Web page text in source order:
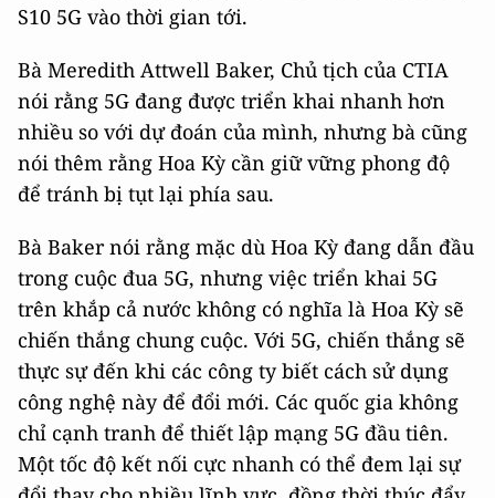
S10 5G vào thời gian tới.
Bà Meredith Attwell Baker, Chủ tịch của CTIA
nói rằng 5G đang được triển khai nhanh hơn
nhiều so với dự đoán của mình, nhưng bà cũng
nói thêm rằng Hoa Kỳ cần giữ vững phong độ
để tránh bị tụt lại phía sau.
Bà Baker nói rằng mặc dù Hoa Kỳ đang dẫn đầu
trong cuộc đua 5G, nhưng việc triển khai 5G
trên khắp cả nước không có nghĩa là Hoa Kỳ sẽ
chiến thắng chung cuộc. Với 5G, chiến thắng sẽ
thực sự đến khi các công ty biết cách sử dụng
công nghệ này để đổi mới. Các quốc gia không
chỉ cạnh tranh để thiết lập mạng 5G đầu tiên.
Một tốc độ kết nối cực nhanh có thể đem lại sự